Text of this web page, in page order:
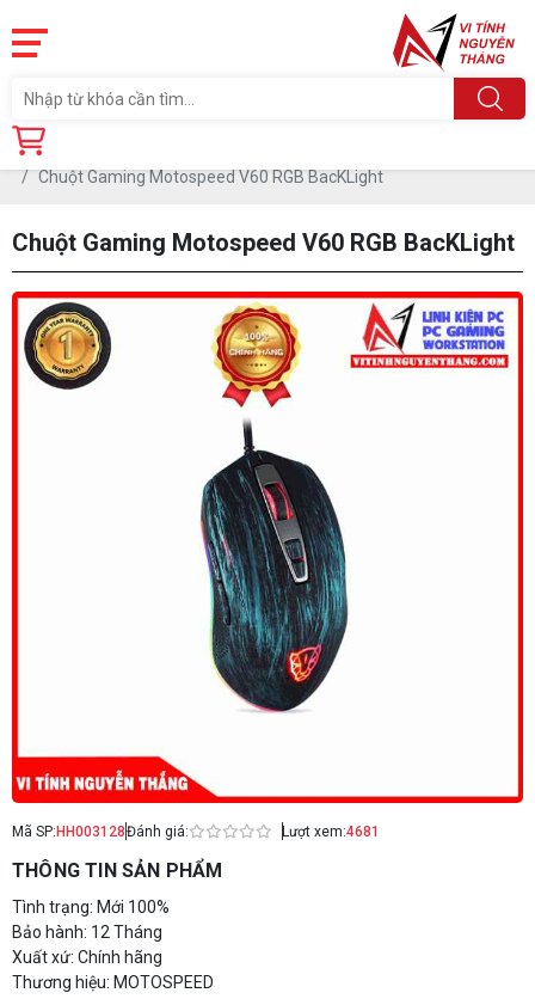
Trang chủ
Chuột Gaming Motospeed V60 RGB BacKLight
Chuột Gaming Motospeed V60 RGB BacKLight
Mã SP:HH003128Đánh giá: Lượt xem:4681
THÔNG TIN SẢN PHẨM
Tình trạng: Mới 100%
Bảo hành: 12 Tháng
Xuất xứ: Chính hãng
Thương hiệu: MOTOSPEED